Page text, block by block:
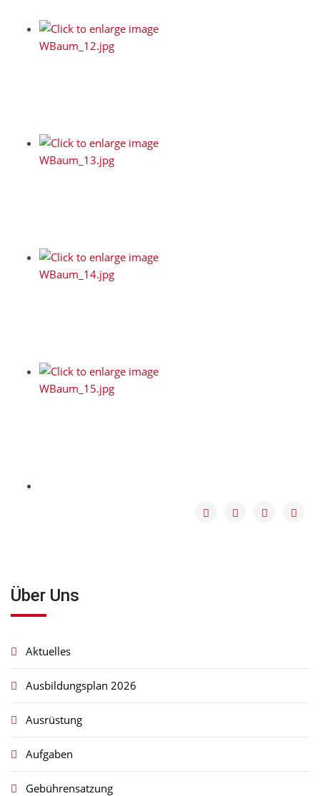
Über Uns
Aktuelles
Ausbildungsplan 2026
Ausrüstung
Aufgaben
Gebührensatzung